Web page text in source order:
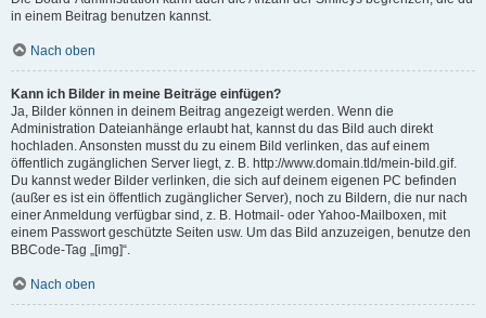
in einem Beitrag benutzen kannst.
Nach oben
Kann ich Bilder in meine Beiträge einfügen?
Ja, Bilder können in deinem Beitrag angezeigt werden. Wenn die
Administration Dateianhänge erlaubt hat, kannst du das Bild auch direkt
hochladen. Ansonsten musst du zu einem Bild verlinken, das auf einem
öffentlich zugänglichen Server liegt, z. B. http://www.domain.tld/mein-bild.gif.
Du kannst weder Bilder verlinken, die sich auf deinem eigenen PC befinden
(außer es ist ein öffentlich zugänglicher Server), noch zu Bildern, die nur nach
einer Anmeldung verfügbar sind, z. B. Hotmail- oder Yahoo-Mailboxen, mit
einem Passwort geschützte Seiten usw. Um das Bild anzuzeigen, benutze den
BBCode-Tag „[img]“.
Nach oben